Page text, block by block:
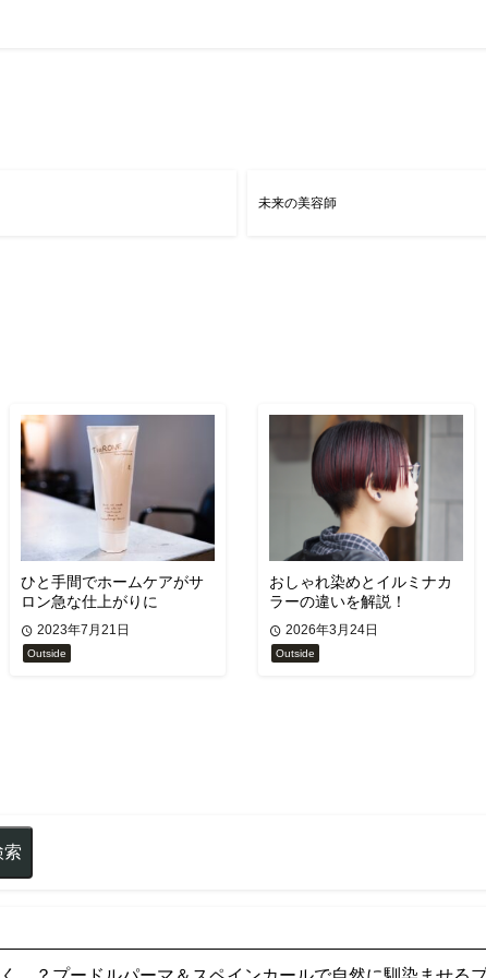
未来の美容師
ひと手間でホームケアがサ
ロン急な仕上がりに
2023年7月21日
Outside
おしゃれ染めとイルミナカ
ラーの違いを解説！
2026年3月24日
Outside